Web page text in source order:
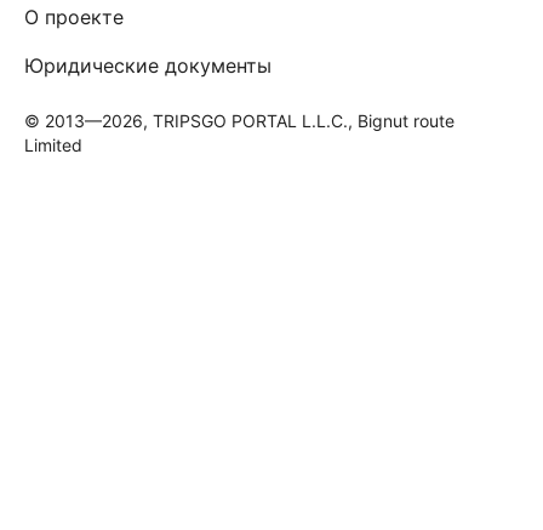
О проекте
Юридические документы
© 2013—2026, TRIPSGO PORTAL L.L.C., Bignut route
Limited